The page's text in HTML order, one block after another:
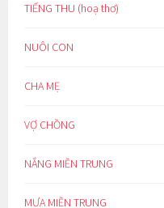
TIẾNG THU (hoạ thơ)
NUÔI CON
CHA MẸ
VỢ CHỒNG
NẮNG MIỀN TRUNG
MƯA MIỀN TRUNG